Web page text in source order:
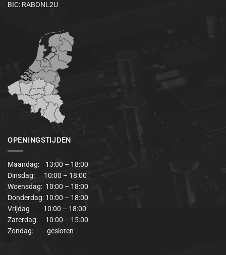
BIC: RABONL2U
OPENINGSTIJDEN
Maandag: 13:00 – 18:00
Dinsdag: 10:00 – 18:00
Woensdag: 10:00 – 18:00
Donderdag: 10:00 – 18:00
Vrijdag 10:00 – 18:00
Zaterdag: 10:00 – 15:00
Zondag: gesloten